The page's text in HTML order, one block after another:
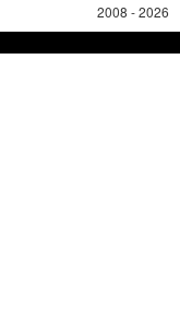
2008 - 2026